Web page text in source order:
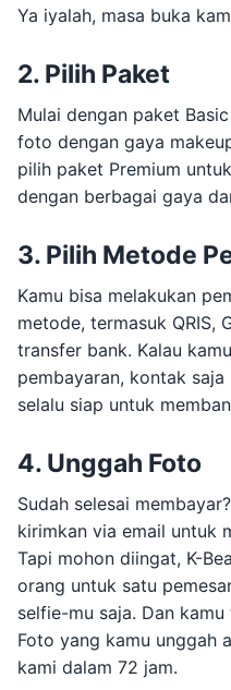
Ya iyalah, masa buka
2. Pilih Paket
Mulai dengan paket
foto dengan gaya
pilih paket Premium
dengan berbagai gaya
3. Pilih Metode
Kamu bisa melakukan
metode, termasuk QRIS,
transfer bank. Kalau
pembayaran, kontak
selalu siap untuk
4. Unggah Foto
Sudah selesai
kirimkan via email untuk
Tapi mohon diingat, K-
orang untuk satu
selfie-mu saja. Dan
Foto yang kamu unggah
kami dalam 72 jam.